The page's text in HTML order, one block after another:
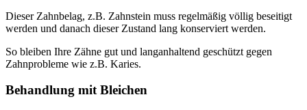
Dieser Zahnbelag, z.B. Zahnstein muss regelmäßig völlig beseitigt
werden und danach dieser Zustand lang konserviert werden.
So bleiben Ihre Zähne gut und langanhaltend geschützt gegen
Zahnprobleme wie z.B. Karies.
Behandlung mit Bleichen